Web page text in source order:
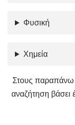
Φυσική
Χημεία
Στους παραπάνω
αναζήτηση βάσει